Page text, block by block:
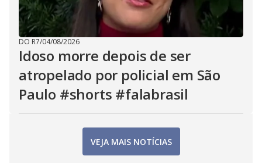
DO R7/04/08/2026
Idoso morre depois de ser
atropelado por policial em São
Paulo #shorts #falabrasil
VEJA MAIS NOTÍCIAS